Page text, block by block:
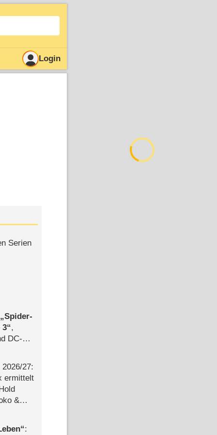
Login
Serien
Spider-
3 ,
DC-
​27:
ermittelt
&
: